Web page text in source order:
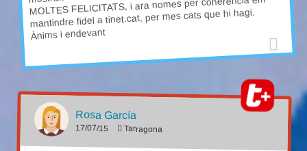
MOLTES FELICITATS, i ara nomes per coherència em
mantindre fidel a tinet.cat, per mes cats que hi hagi.
Ànims i endevant
Rosa García
17/07/15 Tarragona